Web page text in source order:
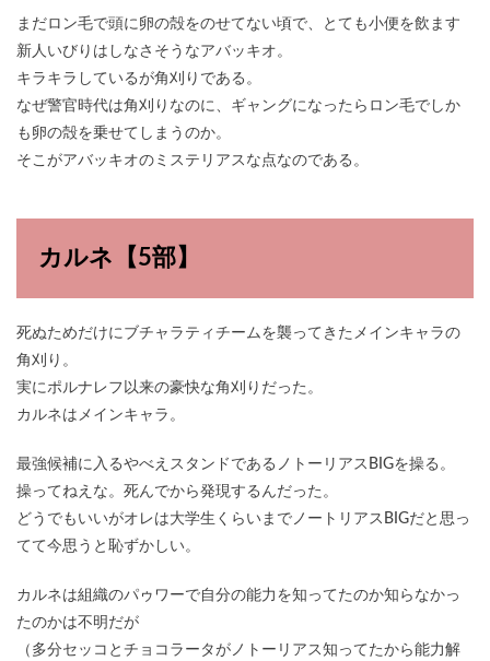
まだロン毛で頭に卵の殻をのせてない頃で、とても小便を飲ます
新人いびりはしなさそうなアバッキオ。
キラキラしているが角刈りである。
なぜ警官時代は角刈りなのに、ギャングになったらロン毛でしか
も卵の殻を乗せてしまうのか。
そこがアバッキオのミステリアスな点なのである。
カルネ【5部】
死ぬためだけにブチャラティチームを襲ってきたメインキャラの
角刈り。
実にポルナレフ以来の豪快な角刈りだった。
カルネはメインキャラ。
最強候補に入るやべえスタンドであるノトーリアスBIGを操る。
操ってねえな。死んでから発現するんだった。
どうでもいいがオレは大学生くらいまでノートリアスBIGだと思っ
てて今思うと恥ずかしい。
カルネは組織のパゥワーで自分の能力を知ってたのか知らなかっ
たのかは不明だが
（多分セッコとチョコラータがノトーリアス知ってたから能力解